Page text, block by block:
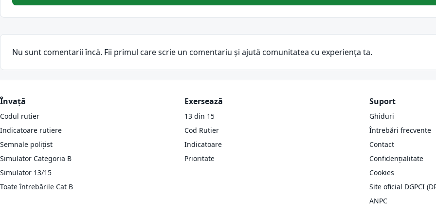
Nu sunt comentarii încă. Fii primul care scrie un comentariu și ajută comunitatea cu experiența ta.
Învață
Codul rutier
Indicatoare rutiere
Semnale polițist
Simulator Categoria B
Simulator 13/15
Toate întrebările Cat B
Exersează
13 din 15
Cod Rutier
Indicatoare
Prioritate
Suport
Ghiduri
Întrebări frecvente
Contact
Confidențialitate
Cookies
Site oficial DGPCI
ANPC